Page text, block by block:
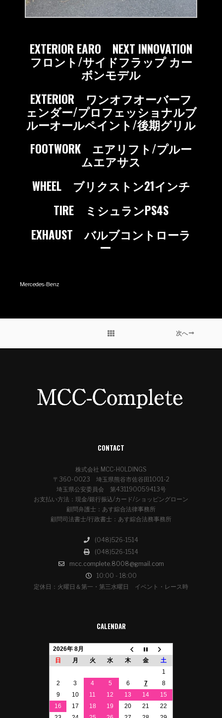
EXTERIOR EARO NEXT INNOVATION
フロント/サイドフラップ カー
ボンモデル
EXTERIOR ワンオフオーバーフ
ェンダー/プロフェッショナルブ
ルーオールペイント/後期グリル
FOOTWORK エアリフト/プルー
ムエアサス
WHEEL ブリクストン21インチ
TIRE ミシュランPS4S
EXHAUST バルブコントローラ
ー
Mercedes-Benz
次へ
CONTACT
株式会社 MCC-HOLDINGS
〒360-0023 埼玉県熊谷市佐谷田1001-2
埼玉県公安委員会 第431190059413号
お支払い方法：現金/銀行振込/カード/ショッピングローン
顧問弁護士：あす綜合法律事務所
顧問司法書士/行政書士：あす綜合法務事務所
(048)526-1514
(048)526-1514
mcc.complete.8008@gmail.com
10:00 - 18:00
定休日：火曜日＆第一・第三水曜日 イベント・レース時
CALENDAR
2026年 8月
日
月 火 水 木 金
土
1
2
3 4 5 6 7
8
9
10 11 12 13 14
15
16
17 18 19 20 21
22